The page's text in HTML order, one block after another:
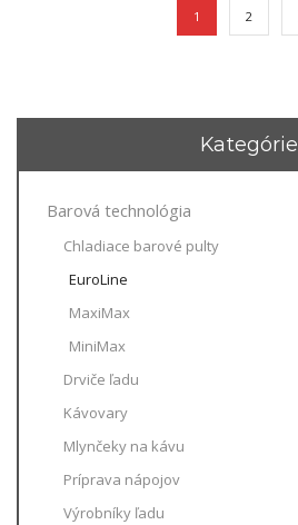
1 2
Kategórie
Barová technológia
Chladiace barové pulty
EuroLine
MaxiMax
MiniMax
Drviče ľadu
Kávovary
Mlynčeky na kávu
Príprava nápojov
Výrobníky ľadu